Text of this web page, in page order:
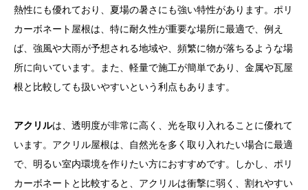
熱性にも優れており、夏場の暑さにも強い特性があります。ポリ
カーボネート屋根は、特に耐久性が重要な場所に最適で、例え
ば、強風や大雨が予想される地域や、頻繁に物が落ちるような場
所に向いています。また、軽量で施工が簡単であり、金属や瓦屋
根と比較しても扱いやすいという利点もあります。
アクリルは、透明度が非常に高く、光を取り入れることに優れて
います。アクリル屋根は、自然光を多く取り入れたい場合に最適
で、明るい室内環境を作りたい方におすすめです。しかし、ポリ
カーボネートと比較すると、アクリルは衝撃に弱く、割れやすい